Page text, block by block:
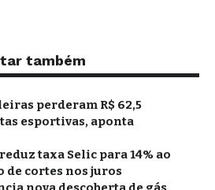
também
perderam R$ 62,5
esportivas, aponta
taxa Selic para 14% ao
de cortes nos juros